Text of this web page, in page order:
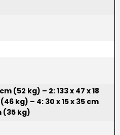
(52 kg) – 2: 133 x 47 x 18
kg) – 4: 30 x 15 x 35 cm
(35 kg)